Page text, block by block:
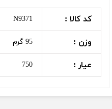
کد کالا : N9371
وزن : 95 گرم
عیار : 750